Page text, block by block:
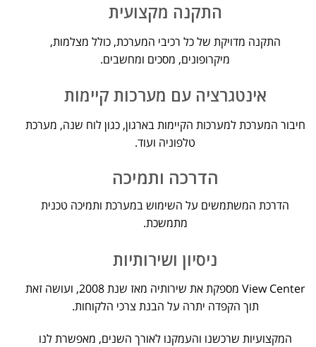
התקנה מקצועית
התקנה מדויקת של כל רכיבי המערכת, כולל מצלמות,
מיקרופונים, מסכים ומחשבים.
אינטגרציה עם מערכות קיימות
חיבור המערכת למערכות הקיימות בארגון, כגון לוח שנה, מערכת
טלפוניה ועוד.
הדרכה ותמיכה
הדרכת המשתמשים על השימוש במערכת ותמיכה טכנית
מתמשכת.
ניסיון ושירותיות
View Center מספקת את שירותיה מאז שנת 2008, ועושה זאת
תוך הקפדה יתרה על הבנת צרכי הלקוחות.
המקצועיות שרכשנו והעמקנו לאורך השנים, מאפשרת לנו